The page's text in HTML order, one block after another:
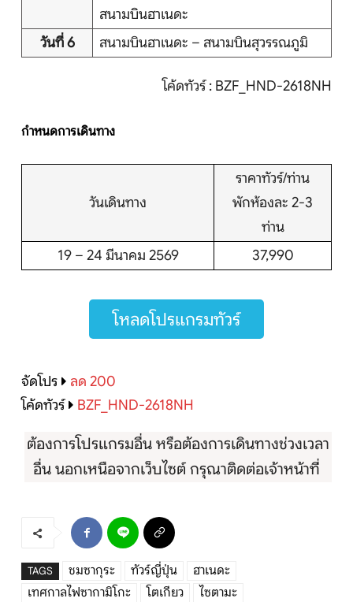
สนามบินฮาเนดะ
วันที่ 6
สนามบินฮาเนดะ – สนามบินสุวรรณภูมิ
โค้ดทัวร์ : BZF_HND-2618NH
กำหนดการเดินทาง
วันเดินทาง
ราคาทัวร์/ท่าน
พักห้องละ 2-3
ท่าน
19 – 24 มีนาคม 2569
37,990
โหลดโปรแกรมทัวร์
จัดโปร
ลด 200
โค้ดทัวร์
BZF_HND-2618NH
ต้องการโปรแกรมอื่น หรือต้องการเดินทางช่วงเวลา
อื่น นอกเหนือจากเว็บไซต์ กรุณาติดต่อเจ้าหน้าที่
TAGS ชมซากุระ ทัวร์ญี่ปุ่น
ฮาเนดะ
เทศกาลไฟซากามิโกะ
โตเกียว ไซตามะ